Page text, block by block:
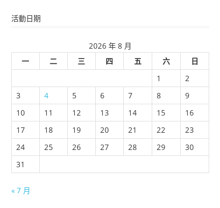
活動日期
2026 年 8 月
一
二 三 四 五 六
日
1
2
3
4 5 6 7 8
9
10
11 12 13 14 15
16
17
18 19 20 21 22
23
24
25 26 27 28 29
30
31
« 7 月